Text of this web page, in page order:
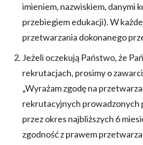
imieniem, nazwiskiem, danymi
przebiegiem edukacji). W
przetwarzania dokonanego
Jeżeli oczekują Państwo, że
rekrutacjach, prosimy o
„Wyrażam zgodę na
rekrutacyjnych prowadzonych
przez okres najbliższych 6
zgodność z prawem